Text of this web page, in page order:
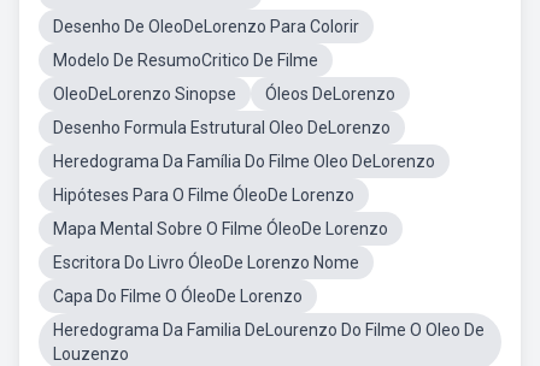
Desenho De OleoDeLorenzo Para Colorir
Modelo De ResumoCritico De Filme
OleoDeLorenzo Sinopse
Óleos DeLorenzo
Desenho Formula Estrutural Oleo DeLorenzo
Heredograma Da Família Do Filme Oleo DeLorenzo
Hipóteses Para O Filme ÓleoDe Lorenzo
Mapa Mental Sobre O Filme ÓleoDe Lorenzo
Escritora Do Livro ÓleoDe Lorenzo Nome
Capa Do Filme O ÓleoDe Lorenzo
Heredograma Da Familia DeLourenzo Do Filme O Oleo De
Louzenzo